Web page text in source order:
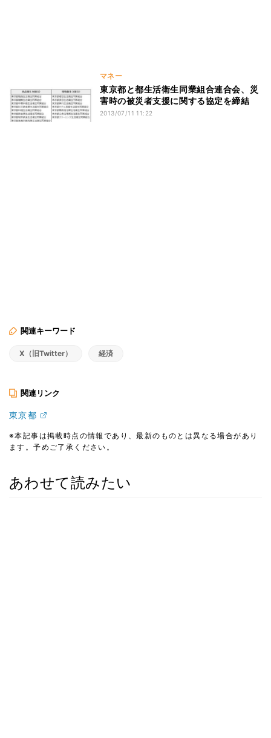
マネー
東京都と都生活衛生同業組合連合会、災
害時の被災者支援に関する協定を締結
2013/07/11 11:22
関連キーワード
X（旧Twitter） 経済
関連リンク
東京都
※本記事は掲載時点の情報であり、最新のものとは異なる場合があり
ます。予めご了承ください。
あわせて読みたい